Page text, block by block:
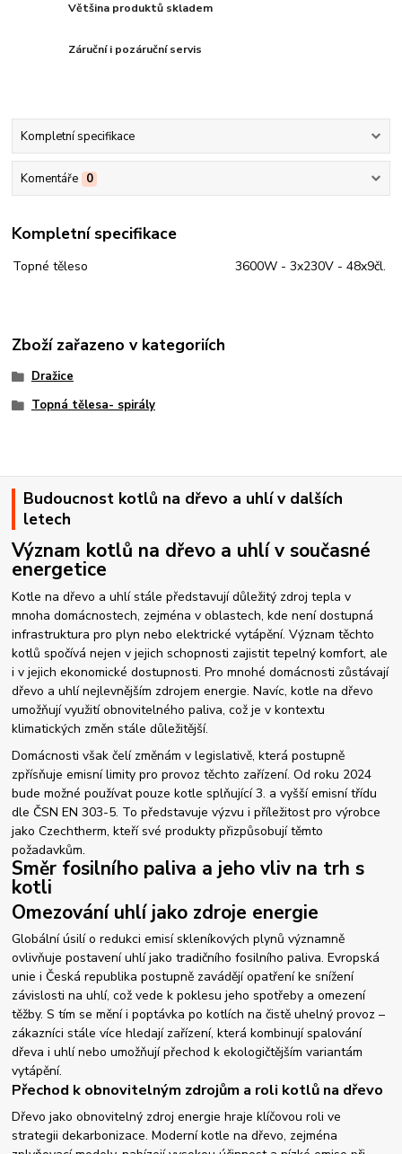
Většina produktů skladem
Záruční i pozáruční servis
Kompletní specifikace
Komentáře 0
Kompletní specifikace
Topné těleso 3600W - 3x230V - 48x9čl.
Zboží zařazeno v kategoriích
Dražice
Topná tělesa- spirály
Budoucnost kotlů na dřevo a uhlí v dalších
letech
Význam kotlů na dřevo a uhlí v současné
energetice
Kotle na dřevo a uhlí stále představují důležitý zdroj tepla v
mnoha domácnostech, zejména v oblastech, kde není dostupná
infrastruktura pro plyn nebo elektrické vytápění. Význam těchto
kotlů spočívá nejen v jejich schopnosti zajistit tepelný komfort, ale
i v jejich ekonomické dostupnosti. Pro mnohé domácnosti zůstávají
dřevo a uhlí nejlevnějším zdrojem energie. Navíc, kotle na dřevo
umožňují využití obnovitelného paliva, což je v kontextu
klimatických změn stále důležitější.
Domácnosti však čelí změnám v legislativě, která postupně
zpřísňuje emisní limity pro provoz těchto zařízení. Od roku 2024
bude možné používat pouze kotle splňující 3. a vyšší emisní třídu
dle ČSN EN 303-5. To představuje výzvu i příležitost pro výrobce
jako Czechtherm, kteří své produkty přizpůsobují těmto
požadavkům.
Směr fosilního paliva a jeho vliv na trh s
kotli
Omezování uhlí jako zdroje energie
Globální úsilí o redukci emisí skleníkových plynů významně
ovlivňuje postavení uhlí jako tradičního fosilního paliva. Evropská
unie i Česká republika postupně zavádějí opatření ke snížení
závislosti na uhlí, což vede k poklesu jeho spotřeby a omezení
těžby. S tím se mění i poptávka po kotlích na čistě uhelný provoz –
zákazníci stále více hledají zařízení, která kombinují spalování
dřeva i uhlí nebo umožňují přechod k ekologičtějším variantám
vytápění.
Přechod k obnovitelným zdrojům a roli kotlů na dřevo
Dřevo jako obnovitelný zdroj energie hraje klíčovou roli ve
strategii dekarbonizace. Moderní kotle na dřevo, zejména